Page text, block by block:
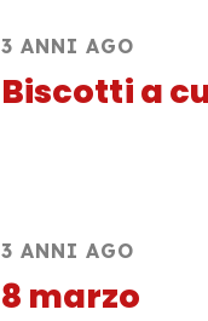
3 ANNI AGO
Biscotti a
3 ANNI AGO
8 marzo